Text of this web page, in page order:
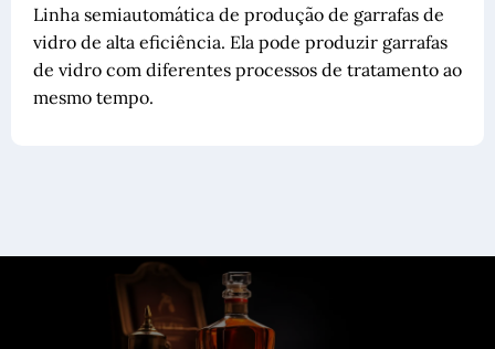
Linha semiautomática de produção de garrafas de
vidro de alta eficiência. Ela pode produzir garrafas
de vidro com diferentes processos de tratamento ao
mesmo tempo.